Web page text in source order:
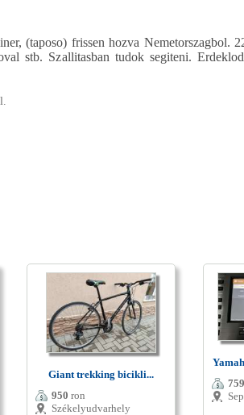
(taposo) frissen hozva Nemetorszagbol.
stb. Szallitasban tudok segiteni.
Giant trekking bicikli...
950 ron
Székelyudvarhely